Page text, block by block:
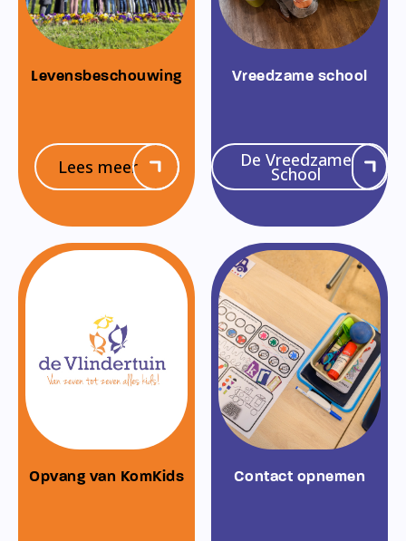
Levensbeschouwing
Lees meer
Vreedzame school
De Vreedzame
School
Opvang van KomKids Contact opnemen